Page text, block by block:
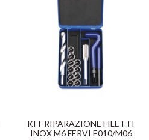
KIT RIPARAZIONE FILETTI
INOX M6 FERVI E010/M06